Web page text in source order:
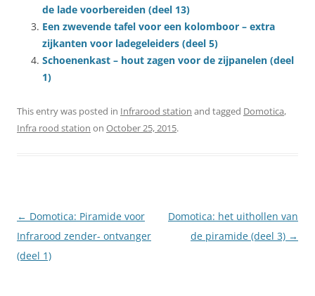
de lade voorbereiden (deel 13)
Een zwevende tafel voor een kolomboor – extra
zijkanten voor ladegeleiders (deel 5)
Schoenenkast – hout zagen voor de zijpanelen (deel
1)
This entry was posted in Infrarood station and tagged Domotica,
Infra rood station on October 25, 2015.
Post
navigation
← Domotica: Piramide voor
Infrarood zender- ontvanger
(deel 1)
Domotica: het uithollen van
de piramide (deel 3) →